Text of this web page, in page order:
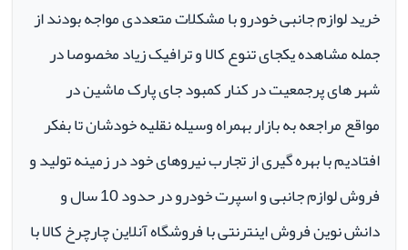
خرید لوازم جانبی خودرو با مشکلات متعددی مواجه بودند از
جمله مشاهده یکجای تنوع کالا و ترافیک زیاد مخصوصا در
شهر های پرجمعیت در کنار کمبود جای پارک ماشین در
مواقع مراجعه به بازار بهمراه وسیله نقلیه خودشان تا بفکر
افتادیم با بهره گیری از تجارب نیروهای خود در زمینه تولید و
فروش لوازم جانبی و اسپرت خودرو در حدود 10 سال و
دانش نوین فروش اینترنتی با فروشگاه آنلاین چارچرخ کالا با